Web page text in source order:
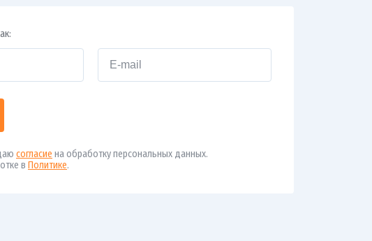
согласие на обработку персональных данных.
в Политике.